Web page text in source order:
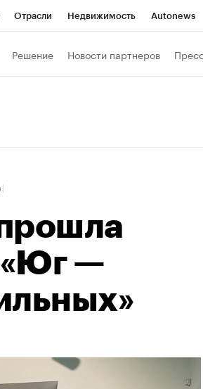
Отрасли Недвижимость Autonews
Решение Новости партнеров
«Юг —